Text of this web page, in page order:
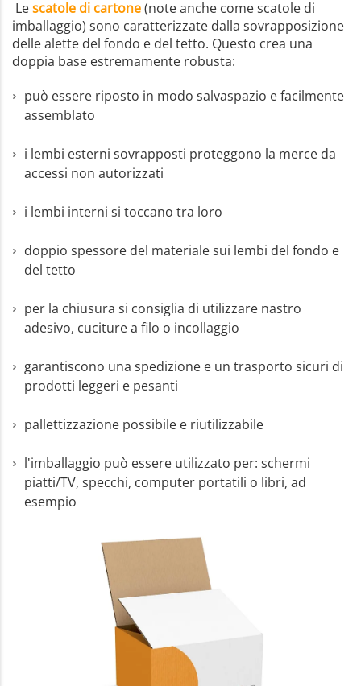
Lescatole di cartone(note anche come scatole di
imballaggio) sono caratterizzate dalla sovrapposizione
delle alette del fondo e del tetto. Questo crea una
doppia base estremamente robusta:
può essere riposto in modo salvaspazio e facilmente
assemblato
i lembi esterni sovrapposti proteggono la merce da
accessi non autorizzati
i lembi interni si toccano tra loro
doppio spessore del materiale sui lembi del fondo e
del tetto
per la chiusura si consiglia di utilizzare nastro
adesivo, cuciture a filo o incollaggio
garantiscono una spedizione e un trasporto sicuri di
prodotti leggeri e pesanti
pallettizzazione possibile e riutilizzabile
l'imballaggio può essere utilizzato per: schermi
piatti/TV, specchi, computer portatili o libri, ad
esempio